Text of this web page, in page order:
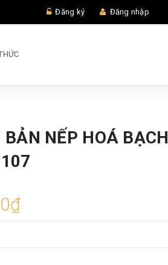
Đăng ký Đăng nhập
BẢN NẾP HOÁ BẠCH